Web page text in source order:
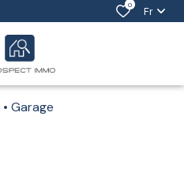
0 Fr
Garage